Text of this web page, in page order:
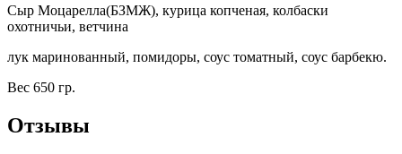
Сыр Моцарелла(БЗМЖ), курица копченая, колбаски
охотничьи, ветчина
лук маринованный, помидоры, соус томатный, соус барбекю.
Вес 650 гр.
Отзывы